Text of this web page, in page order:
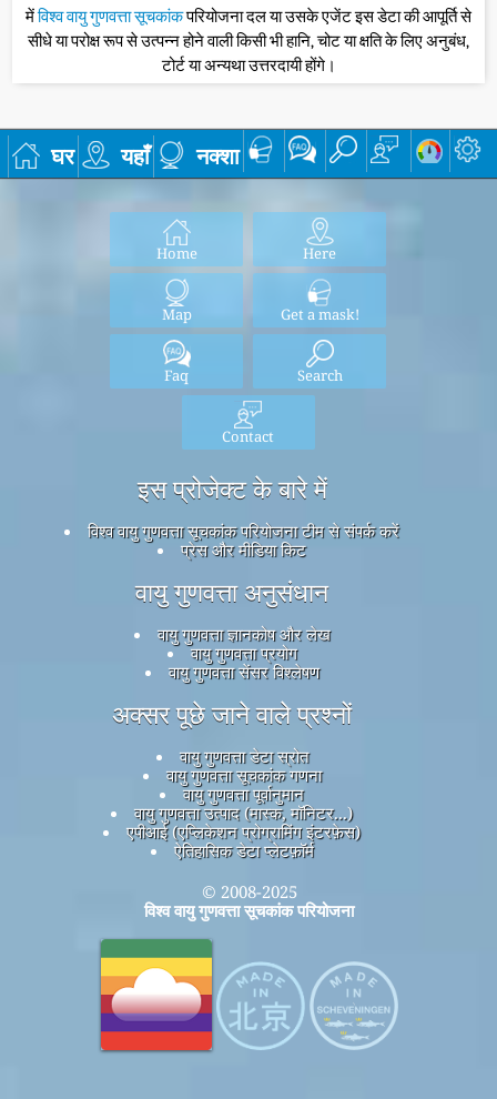
मेंविश्व वायु गुणवत्ता सूचकांकपरियोजना दल या उसके एजेंट इस डेटा की आपूर्ति से
सीधे या परोक्ष रूप से उत्पन्न होने वाली किसी भी हानि, चोट या क्षति के लिए अनुबंध,
टोर्ट या अन्यथा उत्तरदायी होंगे।
घर यहाँ नक्शा
Home Here
Map Get a mask!
Faq Search
Contact
इस प्रोजेक्ट के बारे में
विश्व वायु गुणवत्ता सूचकांक परियोजना टीम से संपर्क करें
प्रेस और मीडिया किट
वायु गुणवत्ता अनुसंधान
वायु गुणवत्ता ज्ञानकोष और लेख
वायु गुणवत्ता प्रयोग
वायु गुणवत्ता सेंसर विश्लेषण
अक्सर पूछे जाने वाले प्रश्नों
वायु गुणवत्ता डेटा स्रोत
वायु गुणवत्ता सूचकांक गणना
वायु गुणवत्ता पूर्वानुमान
वायु गुणवत्ता उत्पाद (मास्क, मॉनिटर...)
एपीआई (एप्लिकेशन प्रोग्रामिंग इंटरफ़ेस)
ऐतिहासिक डेटा प्लेटफ़ॉर्म
© 2008-2025
विश्व वायु गुणवत्ता सूचकांक परियोजना